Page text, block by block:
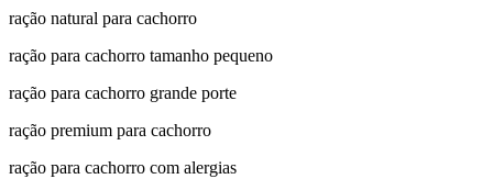
ração natural para cachorro
ração para cachorro tamanho pequeno
ração para cachorro grande porte
ração premium para cachorro
ração para cachorro com alergias